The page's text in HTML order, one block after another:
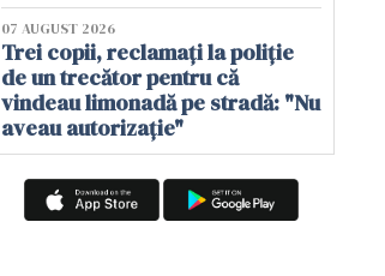
07 AUGUST 2026
Trei copii, reclamați la poliție
de un trecător pentru că
vindeau limonadă pe stradă: "Nu
aveau autorizație"